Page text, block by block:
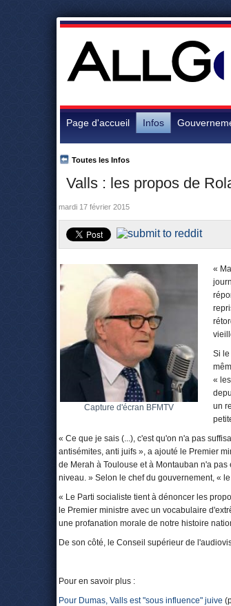
Page d'accueil Infos
Valls : les propos de
Toutes les Infos
mardi 17 février 2015
Capture d'écran BFMTV
«
Si
«
un
« Ce que je sais (...), c'est qu'on n'a pas
antisémites, anti juifs », a ajouté le Premier
de Merah à Toulouse et à Montauban n'a
niveau. » Selon le chef du gouvernement, «
« Le Parti socialiste tient à dénoncer les
le Premier ministre avec un vocabulaire
une profanation morale de notre histoire
De son côté, le Conseil supérieur de
Pour en savoir plus :
Pour Dumas, Valls est "sous influence" juive